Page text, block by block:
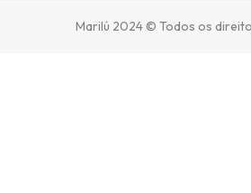
Marilú 2024 © Todos os